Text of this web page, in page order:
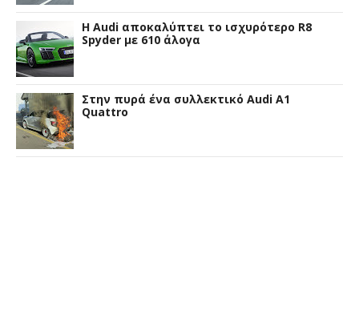
Η Audi αποκαλύπτει το ισχυρότερο R8
Spyder με 610 άλογα
Στην πυρά ένα συλλεκτικό Audi A1
Quattro